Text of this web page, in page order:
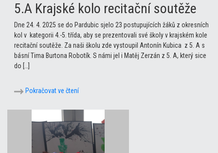
5.A Krajské kolo recitační soutěže
Dne 24. 4. 2025 se do Pardubic sjelo 23 postupujících žáků z okresních
kol v kategorii 4.-5. třída, aby se prezentovali své školy v krajském kole
recitační soutěže. Za naši školu zde vystoupil Antonín Kubica z 5. A s
básní Tima Burtona Robotík. S námi jel i Matěj Zerzán z 5. A, který sice
do […]
Pokračovat ve čtení